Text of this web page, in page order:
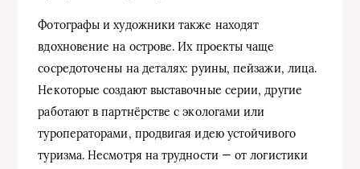
Фотографы и художники также находят
вдохновение на острове. Их проекты чаще
сосредоточены на деталях: руины, пейзажи, лица.
Некоторые создают выставочные серии, другие
работают в партнёрстве с экологами или
туроператорами, продвигая идею устойчивого
туризма. Несмотря на трудности — от логистики